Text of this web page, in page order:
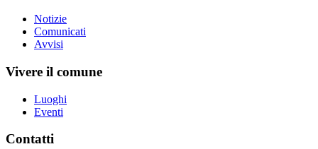
Notizie
Comunicati
Avvisi
Vivere il comune
Luoghi
Eventi
Contatti